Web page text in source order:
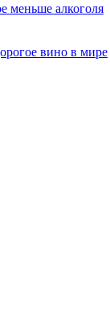
меньше алкоголя
вино в мире